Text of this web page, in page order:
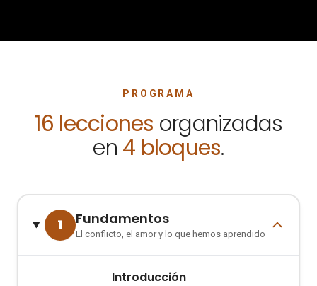
PROGRAMA
16 lecciones organizadas
en4 bloques.
1 Fundamentos
El conflicto, el amor y lo que hemos aprendido
Introducción